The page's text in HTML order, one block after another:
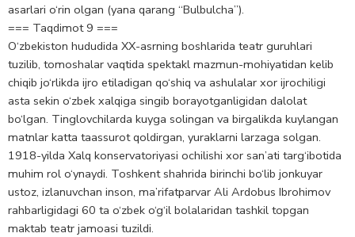
asarlari o‘rin olgan (yana qarang “Bulbulcha”).
=== Taqdimot 9 ===
O‘zbekiston hududida XX-asrning boshlarida teatr guruhlari
tuzilib, tomoshalar vaqtida spektakl mazmun-mohiyatidan kelib
chiqib jo‘rlikda ijro etiladigan qo‘shiq va ashulalar xor ijrochiligi
asta sekin o‘zbek xalqiga singib borayotganligidan dalolat
bo‘lgan. Tinglovchilarda kuyga solingan va birgalikda kuylangan
matnlar katta taassurot qoldirgan, yuraklarni larzaga solgan.
1918-yilda Xalq konservatoriyasi ochilishi xor san’ati targ‘ibotida
muhim rol o‘ynaydi. Toshkent shahrida birinchi bo‘lib jonkuyar
ustoz, izlanuvchan inson, ma’rifatparvar Ali Ardobus Ibrohimov
rahbarligidagi 60 ta o‘zbek o‘g‘il bolalaridan tashkil topgan
maktab teatr jamoasi tuzildi.